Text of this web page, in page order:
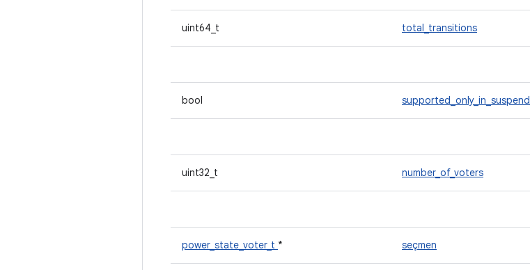
uint64_t total_transitions
bool supported_only_in_suspend
uint32_t number_of_voters
power_state_voter_t * seçmen